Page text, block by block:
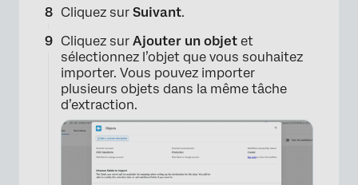
×
Cliquez sur Suivant.
Cliquez sur Ajouter un objet et
sélectionnez l’objet que vous souhaitez
importer. Vous pouvez importer
plusieurs objets dans la même tâche
d’extraction.